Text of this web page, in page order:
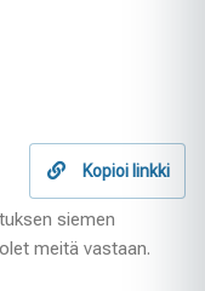
Kopioi linkki
siemen
meitä vastaan.